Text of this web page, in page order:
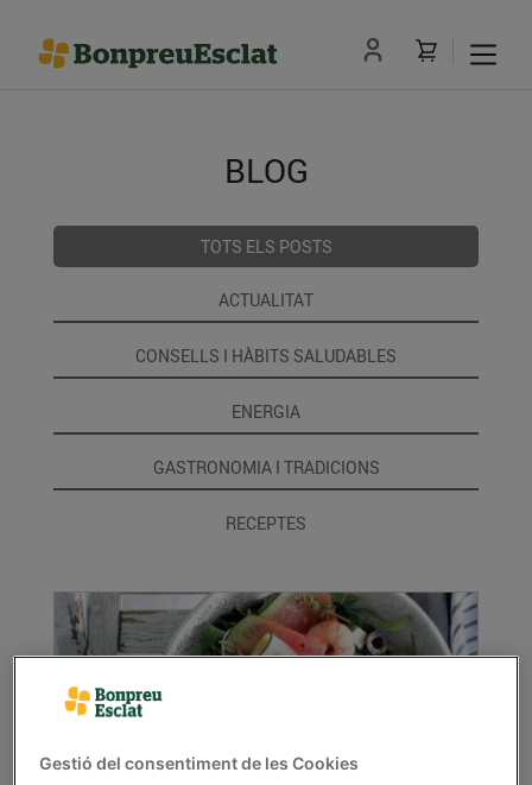
BLOG
TOTS ELS POSTS
ACTUALITAT
CONSELLS I HÀBITS SALUDABLES
ENERGIA
GASTRONOMIA I TRADICIONS
RECEPTES
Gestió del consentiment de les Cookies